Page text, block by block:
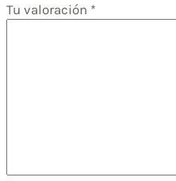
Tu valoración *